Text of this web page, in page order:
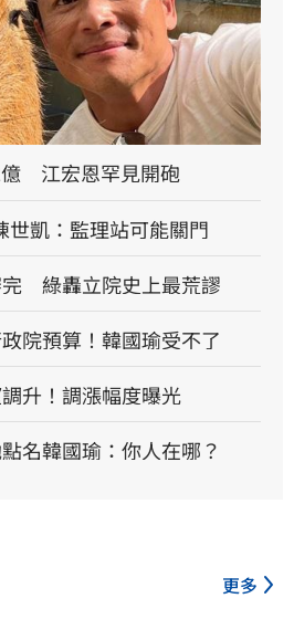
江宏恩罕見開砲
世凱：監理站可能關門
綠轟立院史上最荒謬
院預算！韓國瑜受不了
升！調漲幅度曝光
名韓國瑜：你人在哪？
更多